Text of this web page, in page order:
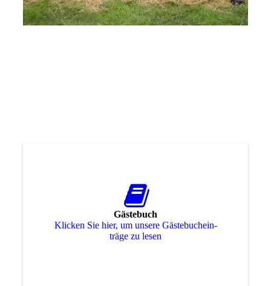
Gästebuch
Klicken Sie hier, um unsere Gäs­te­buch­ein­
trä­ge zu lesen